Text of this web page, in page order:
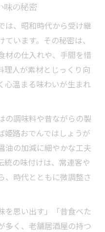
味の秘密
は、昭和時代から受け継
います。その秘密は、
材の仕入れや、手間を惜
理人が素材とじっくり向
心温まる味わいが生まれ
の調味料や昔ながらの製
姫路おでんではしょうが
油の加減に細やかな工夫
統の味付けは、常連客や
、時代とともに微調整さ
を思い出す」「昔食べた
多く、老舗居酒屋の持つ